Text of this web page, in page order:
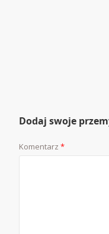
Dodaj swoje
Komentarz*